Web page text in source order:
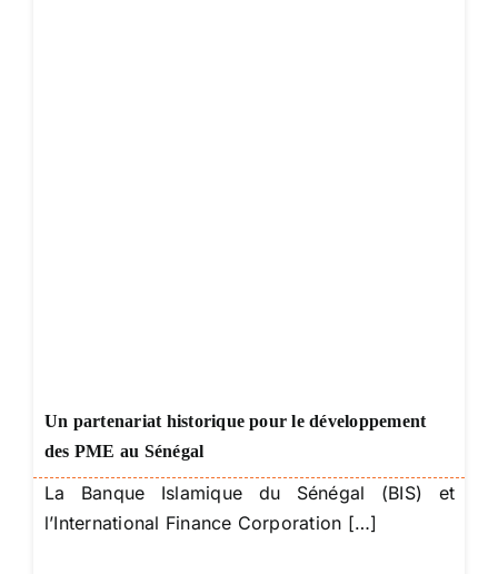
Un partenariat historique pour le développement
des PME au Sénégal
La Banque Islamique du Sénégal (BIS) et
l’International Finance Corporation […]